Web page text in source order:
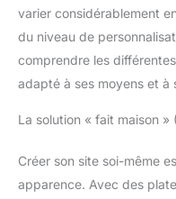
varier considérablement
du niveau de
comprendre les
adapté à ses moyens et à
La solution « fait maison »
Créer son site soi-même
apparence. Avec des